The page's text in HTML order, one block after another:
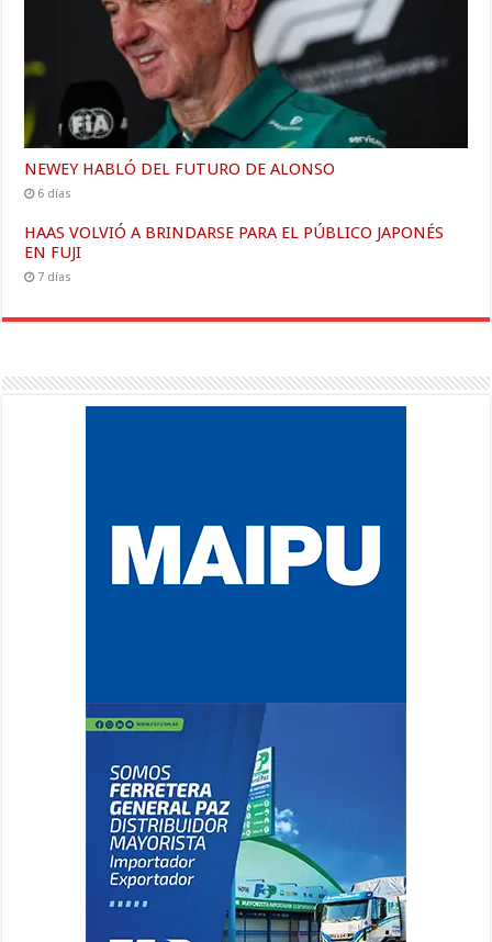
NEWEY HABLÓ DEL FUTURO DE ALONSO
6 días
HAAS VOLVIÓ A BRINDARSE PARA EL PÚBLICO JAPONÉS
EN FUJI
7 días